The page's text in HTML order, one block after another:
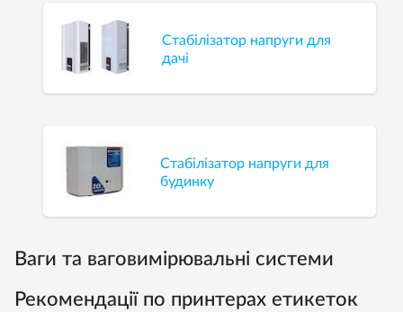
Стабілізатор напруги для
дачі
Стабілізатор напруги для
будинку
Ваги та ваговимірювальні системи
Рекомендації по принтерах етикеток